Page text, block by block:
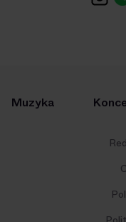
Muzyka